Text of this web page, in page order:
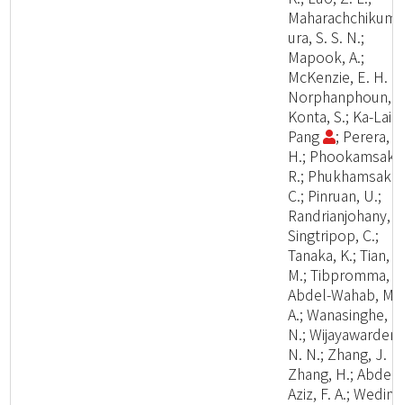
ura, S. S. N.;
Mapook, A.;
McKenzie, E. H.
Norphanphoun,
Konta, S.; Ka-Lai
Pang
; Perera,
H.; Phookamsak,
R.;
C.; Pinruan, U.;
Randrianjohany,
Singtripop, C.;
Tanaka, K.; Tian,
M.; Tibpromma,
Abdel-Wahab, M.
A.; Wanasinghe,
N.;
N. N.; Zhang, J.
Zhang, H.; Abdel-
Aziz, F. A.; Wedin,